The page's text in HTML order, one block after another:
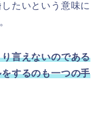
たいという意味に
言えないのである
するのも一つの手